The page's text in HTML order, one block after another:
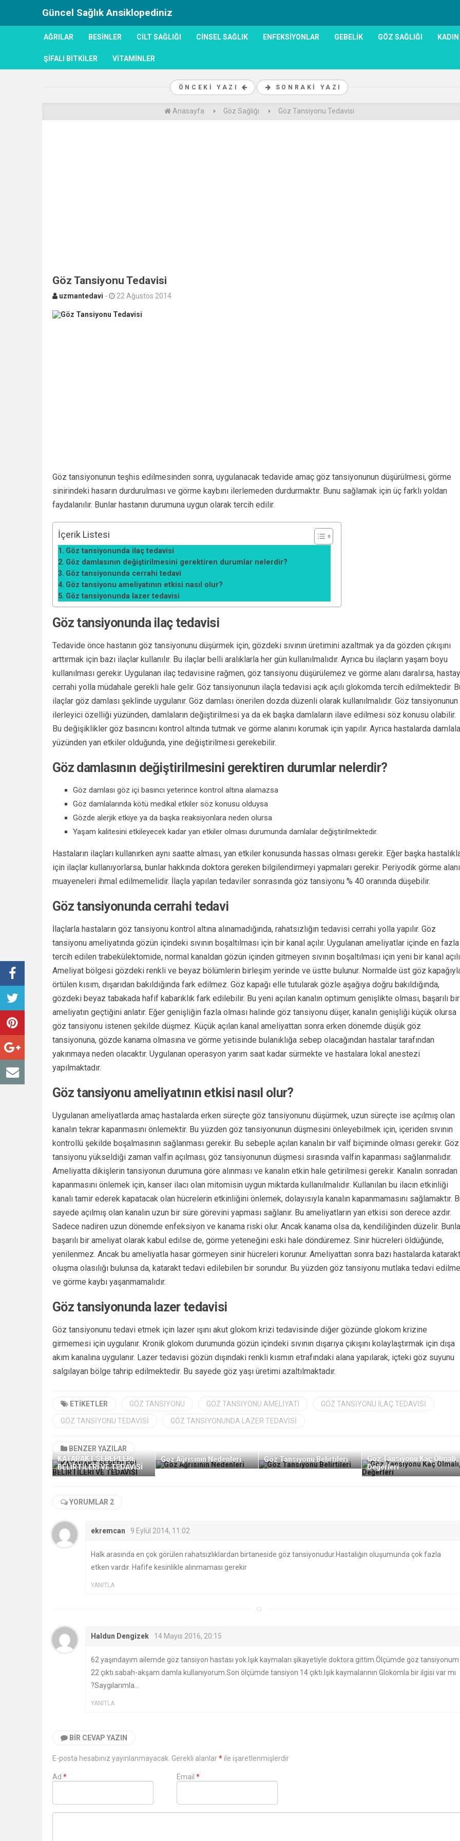
Güncel Sağlık Ansiklopediniz
AĞRILAR BESINLER CILT SAĞLIĞI CINSEL SAĞLIK ENFEKSIYONLAR GEBELIK GÖZ SAĞLIĞI
ŞIFALI BITKILER VITAMINLER
ÖNCEKI YAZI SONRAKI YAZI
Anasayfa Göz Sağlığı Göz Tansiyonu Tedavisi
Göz Tansiyonu Tedavisi
uzmantedavi - 22 Ağustos 2014
Göz tansiyonunun teşhis edilmesinden sonra, uygulanacak tedavide amaç göz tansiyonunun düşürülmesi, görme
sinirindeki hasarın durdurulması ve görme kaybını ilerlemeden durdurmaktır. Bunu sağlamak için üç farklı yoldan
faydalanılır. Bunlar hastanın durumuna uygun olarak tercih edilir.
İçerik Listesi
Göz tansiyonunda ilaç tedavisi
Göz damlasının değiştirilmesini gerektiren durumlar nelerdir?
Göz tansiyonunda cerrahi tedavi
Göz tansiyonu ameliyatının etkisi nasıl olur?
Göz tansiyonunda lazer tedavisi
Göz tansiyonunda ilaç tedavisi
Tedavide önce hastanın göz tansiyonunu düşürmek için, gözdeki sıvının üretimini azaltmak ya da gözden çıkışını
arttırmak için bazı ilaçlar kullanılır. Bu ilaçlar belli aralıklarla her gün kullanılmalıdır. Ayrıca bu ilaçların yaşam boyu
kullanılması gerekir. Uygulanan ilaç tedavisine rağmen, göz tansiyonu düşürülemez ve görme alanı daralırsa,
cerrahi yolla müdahale gerekli hale gelir. Göz tansiyonunun ilaçla tedavisi açık açılı glokomda tercih edilmektedir.
ilaçlar göz damlası şeklinde uygulanır. Göz damlası önerilen dozda düzenli olarak kullanılmalıdır. Göz tansiyonunun
ilerleyici özelliği yüzünden, damlaların değiştirilmesi ya da ek başka damlaların ilave edilmesi söz konusu olabilir.
Bu değişiklikler göz basıncını kontrol altında tutmak ve görme alanını korumak için yapılır. Ayrıca hastalarda
yüzünden yan etkiler olduğunda, yine değiştirilmesi gerekebilir.
Göz damlasının değiştirilmesini gerektiren durumlar nelerdir?
Göz damlası göz içi basıncı yeterince kontrol altına alamazsa
Göz damlalarında kötü medikal etkiler söz konusu olduysa
Gözde alerjik etkiye ya da başka reaksiyonlara neden olursa
Yaşam kalitesini etkileyecek kadar yan etkiler olması durumunda damlalar değiştirilmektedir.
Hastaların ilaçları kullanırken aynı saatte alması, yan etkiler konusunda hassas olması gerekir. Eğer başka
için ilaçlar kullanıyorlarsa, bunlar hakkında doktora gereken bilgilendirmeyi yapmaları gerekir. Periyodik görme alanı
muayeneleri ihmal edilmemelidir. İlaçla yapılan tedaviler sonrasında göz tansiyonu % 40 oranında düşebilir.
Göz tansiyonunda cerrahi tedavi
İlaçlarla hastaların göz tansiyonu kontrol altına alınamadığında, rahatsızlığın tedavisi cerrahi yolla yapılır. Göz
tansiyonu ameliyatında gözün içindeki sıvının boşaltılması için bir kanal açılır. Uygulanan ameliyatlar içinde en fazla
tercih edilen trabekülektomide, normal kanaldan gözün içinden gitmeyen sıvının boşaltılması için yeni bir kanal
Ameliyat bölgesi gözdeki renkli ve beyaz bölümlerin birleşim yerinde ve üstte bulunur. Normalde üst göz
örtülen kısım, dışarıdan bakıldığında fark edilmez. Göz kapağı elle tutularak gözle aşağıya doğru bakıldığında,
gözdeki beyaz tabakada hafif kabarıklık fark edilebilir. Bu yeni açılan kanalın optimum genişlikte olması, başarılı bir
ameliyatın geçtiğini anlatır. Eğer genişliğin fazla olması halinde göz tansiyonu düşer, kanalın genişliği küçük olursa
göz tansiyonu istenen şekilde düşmez. Küçük açılan kanal ameliyattan sonra erken dönemde düşük göz
tansiyonuna, gözde kanama olmasına ve görme yetisinde bulanıklığa sebep olacağından hastalar tarafından
yakınmaya neden olacaktır. Uygulanan operasyon yarım saat kadar sürmekte ve hastalara lokal anestezi
yapılmaktadır.
Göz tansiyonu ameliyatının etkisi nasıl olur?
Uygulanan ameliyatlarda amaç hastalarda erken süreçte göz tansiyonunu düşürmek, uzun süreçte ise açılmış olan
kanalın tekrar kapanmasını önlemektir. Bu yüzden göz tansiyonunun düşmesini önleyebilmek için, içeriden sıvının
kontrollü şekilde boşalmasının sağlanması gerekir. Bu sebeple açılan kanalın bir valf biçiminde olması gerekir. Göz
tansiyonu yükseldiği zaman valfin açılması, göz tansiyonunun düşmesi sırasında valfin kapanması sağlanmalıdır.
Ameliyatta dikişlerin tansiyonun durumuna göre alınması ve kanalın etkin hale getirilmesi gerekir. Kanalın sonradan
kapanmasını önlemek için, kanser ilacı olan mitomisin uygun miktarda kullanılmalıdır. Kullanılan bu ilacın etkinliği
kanalı tamir ederek kapatacak olan hücrelerin etkinliğini önlemek, dolayısıyla kanalın kapanmamasını sağlamaktır.
sayede açılmış olan kanalın uzun bir süre görevini yapması sağlanır. Bu ameliyatların yan etkisi son derece azdır.
Sadece nadiren uzun dönemde enfeksiyon ve kanama riski olur. Ancak kanama olsa da, kendiliğinden düzelir.
başarılı bir ameliyat olarak kabul edilse de, görme yeteneğini eski hale döndüremez. Sinir hücreleri öldüğünde,
yenilenmez. Ancak bu ameliyatla hasar görmeyen sinir hücreleri korunur. Ameliyattan sonra bazı hastalarda katarakt
oluşma olasılığı bulunsa da, katarakt tedavi edilebilen bir sorundur. Bu yüzden göz tansiyonu mutlaka tedavi
ve görme kaybı yaşanmamalıdır.
Göz tansiyonunda lazer tedavisi
Göz tansiyonunu tedavi etmek için lazer ışını akut glokom krizi tedavisinde diğer gözünde glokom krizine
girmemesi için uygulanır. Kronik glokom durumunda gözün içindeki sıvının dışarıya çıkışını kolaylaştırmak için dışa
akım kanalına uygulanır. Lazer tedavisi gözün dışındaki renkli kısmın etrafındaki alana yapılarak, içteki göz suyunu
salgılayan bölge tahrip edilmektedir. Bu sayede göz yaşı üretimi azaltılmaktadır.
ETIKETLER GÖZ TANSIYONU GÖZ TANSIYONU AMELIYATI GÖZ TANSIYONU ILAÇ TEDAVISI
GÖZ TANSIYONU TEDAVISI GÖZ TANSIYONUNDA LAZER TEDAVISI
BENZER YAZILAR
KATARAKT SEBEPLERİ,
BELİRTİLERİ VE TEDAVİSİ
Göz Ağrısının Nedenleri Göz Tansiyonu Belirtileri
Göz Tansiyonu Kaç Olmalı,
Değerleri
YORUMLAR 2
ekremcan 9 Eylül 2014, 11:02
Halk arasında en çok görülen rahatsızlıklardan birtaneside göz tansiyonudur.Hastalığın oluşumunda çok fazla
etken vardır. Hafife kesinlikle alınmaması gerekir
YANITLA
Haldun Dengizek 14 Mayıs 2016, 20:15
62 yaşındayım ailemde göz tansiyon hastası yok.Işık kaymaları şikayetiyle doktora gittim.Ölçümde göz tansiyonum
22 çıktı.sabah-akşam damla kullanıyorum.Son ölçümde tansiyon 14 çıktı.Işık kaymalarının Glokomla bir ilgisi var mı
?Saygılarımla…
YANITLA
BIR CEVAP YAZIN
E-posta hesabınız yayınlanmayacak. Gerekli alanlar* ile işaretlenmişlerdir
Ad * Email *